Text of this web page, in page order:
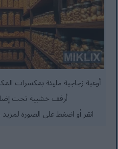
أوعية زجاجية مليئة بمكسرات
أرفف خشبية تحت
انقر أو اضغط على الصورة